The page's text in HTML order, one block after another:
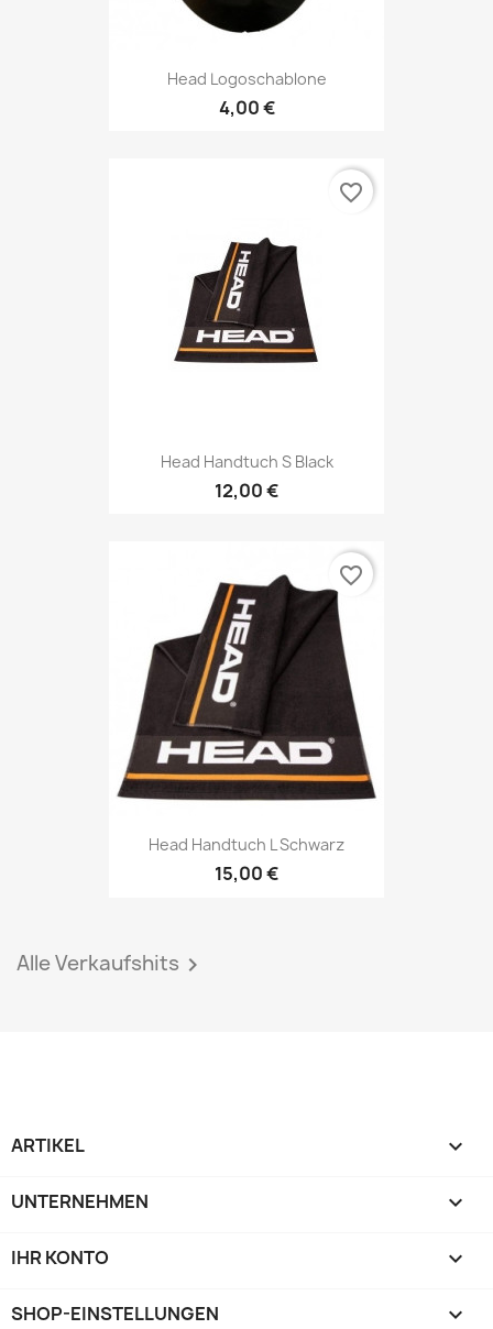
Head Logoschablone
4,00 €
Head Handtuch S Black
12,00 €
favorite_border
Head Handtuch L Schwarz
15,00 €
favorite_border
Alle Verkaufshits 
ARTIKEL 
UNTERNEHMEN 
IHR KONTO 
SHOP-EINSTELLUNGEN keyboard_arrow_down